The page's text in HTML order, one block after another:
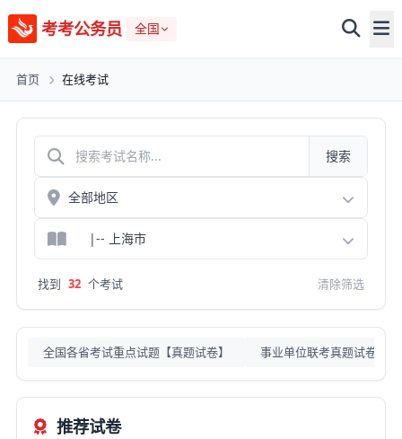
考考公务员 全国
首页 在线考试
搜索
找到 32 个考试 清除筛选
全国各省考试重点试题【真题试卷】 事业单位联考真题试卷
推荐试卷